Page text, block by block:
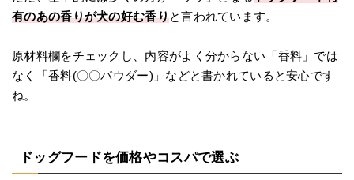
有のあの香りが犬の好む香りと言われています。
原材料欄をチェックし、内容がよく分からない「香料」では
なく「香料(〇〇パウダー)」などと書かれていると安心です
ね。
ドッグフードを価格やコスパで選ぶ